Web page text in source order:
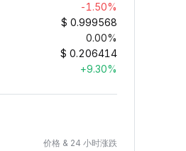
-1.50%
$ 0.999568
0.00%
$ 0.206414
+9.30%
价格 & 24 小时涨跌